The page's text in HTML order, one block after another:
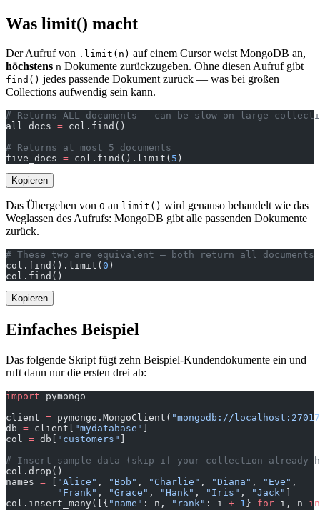
Was limit() macht
Der Aufruf von .limit(n) auf einem Cursor weist MongoDB an,
höchstens n Dokumente zurückzugeben. Ohne diesen Aufruf gibt
find() jedes passende Dokument zurück — was bei großen
Collections aufwendig sein kann.
# Returns ALL documents — can be slow on large
all_docs = col.find()
# Returns at most 5 documents
five_docs = col.find().limit( 5 )
Kopieren
Das Übergeben von 0 an limit() wird genauso behandelt wie das
Weglassen des Aufrufs: MongoDB gibt alle passenden Dokumente
zurück.
# These two are equivalent — both return all documents
col.find().limit( 0 )
col.find()
Kopieren
Einfaches Beispiel
Das folgende Skript fügt zehn Beispiel-Kundendokumente ein und
ruft dann nur die ersten drei ab:
import pymongo
client = pymongo.MongoClient( "mongodb://
db = client[ "mydatabase"
col = db[ "customers"
# Insert sample data (skip if your collection already
col.drop()
names = "Alice" , "Bob" , "Charlie" , "Diana" , "Eve" ,
         "Frank"
, "Grace" , "Hank" , "Iris" , "Jack"
col.insert_many([{ "name" : n, "rank" : i + 1 } for i, n in